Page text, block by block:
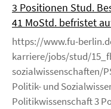
3 Positionen Stud.
41 MoStd. befristet
https://www.fu-
karriere/jobs/stud/
sozialwissenschaften/
Politik- und
Politikwissenschaft 3